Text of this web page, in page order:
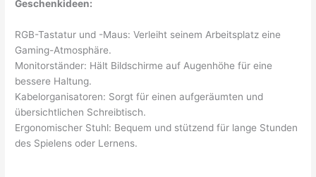
Geschenkideen:
RGB-Tastatur und -Maus: Verleiht seinem Arbeitsplatz eine
Gaming-Atmosphäre.
Monitorständer: Hält Bildschirme auf Augenhöhe für eine
bessere Haltung.
Kabelorganisatoren: Sorgt für einen aufgeräumten und
übersichtlichen Schreibtisch.
Ergonomischer Stuhl: Bequem und stützend für lange Stunden
des Spielens oder Lernens.